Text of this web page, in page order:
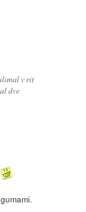
v rit
dve